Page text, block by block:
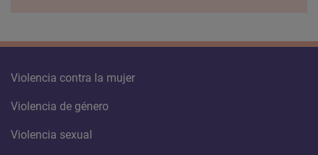
Violencia contra la mujer
Violencia de género
Violencia sexual